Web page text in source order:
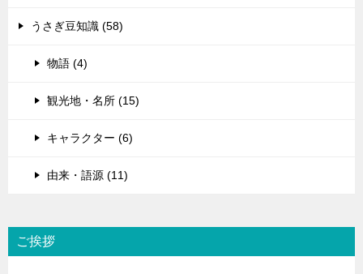
うさぎ豆知識 (58)
物語 (4)
観光地・名所 (15)
キャラクター (6)
由来・語源 (11)
ご挨拶